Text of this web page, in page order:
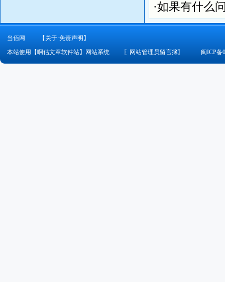
·如果有什么
当佰网
【关于·免责声明】
本站使用【啊估文章软件站】网站系统
〖 网站管理员留言簿〗 闽ICP备